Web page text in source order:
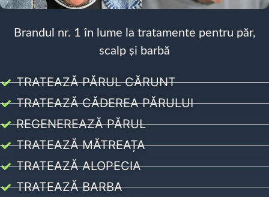
Brandul nr. 1 în lume la tratamente pentru păr,
scalp și barbă
TRATEAZĂ PĂRUL CĂRUNT
TRATEAZĂ CĂDEREA PĂRULUI
REGENEREAZĂ PĂRUL
TRATEAZĂ MĂTREAȚA
TRATEAZĂ ALOPECIA
TRATEAZĂ BARBA